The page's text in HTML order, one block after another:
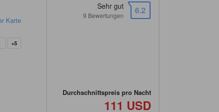
Karte
+5
6.2
Sehr gut
9 Bewertungen
Durchschnittspreis pro Nacht
111 USD